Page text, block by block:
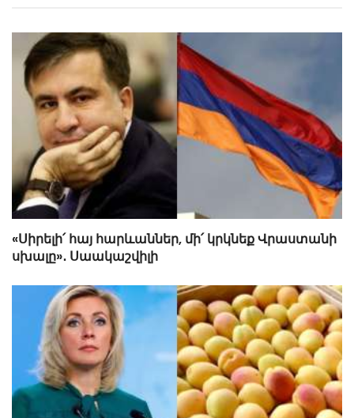
«Սիրելի՛ հայ հարևաններ, մի՛ կրկնեք Վրաստանի
սխալը»․ Սաակաշվիլի